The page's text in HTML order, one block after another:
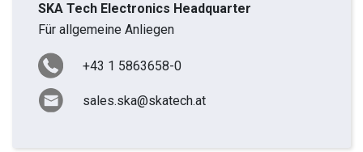
SKA Tech Electronics Headquarter
Für allgemeine Anliegen
+43 1 5863658-0
sales.ska@skatech.at